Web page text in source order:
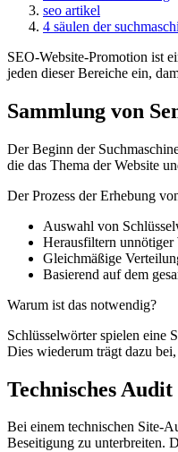
seo artikel
4 säulen der
SEO-Website-Promotion ist
jeden dieser Bereiche ein,
Sammlung von
Der Beginn der
die das Thema der Website
Der Prozess der Erhebung
Auswahl von
Herausfiltern unnötiger
Gleichmäßige
Basierend auf dem
Warum ist das notwendig?
Schlüsselwörter spielen eine
Dies wiederum trägt dazu
Technisches Audit
Bei einem technischen Site-
Beseitigung zu unterbreiten.